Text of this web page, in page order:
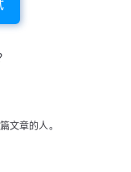
文章的人。